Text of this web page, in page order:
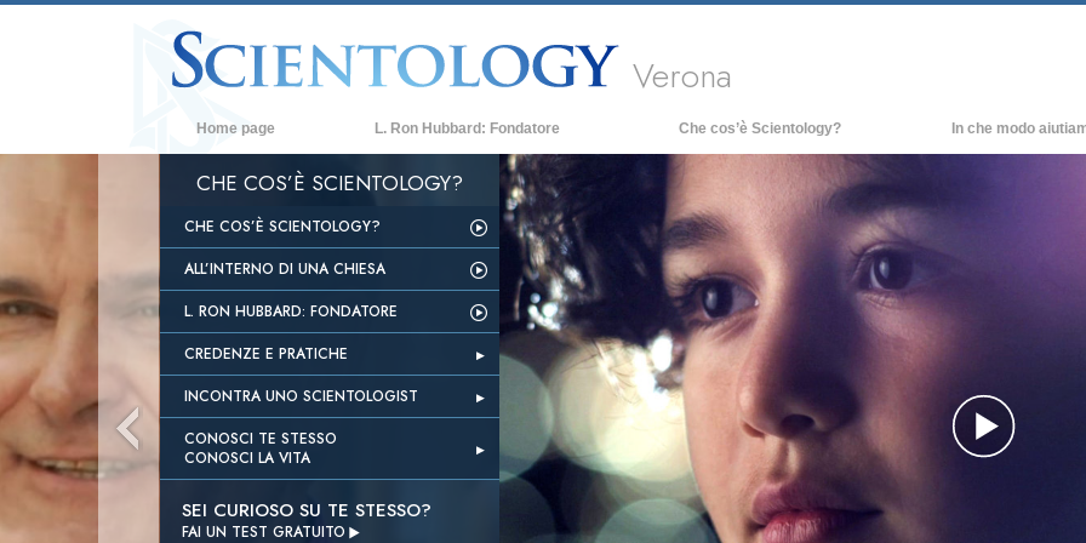
Verona
Home page L. Ron Hubbard: Fondatore Che cos’è Scientology?
Credo e codici di Scientology
Che cosa dicono gli Scientologist
riguardo a Scientology
Incontra uno Scientologist
All’interno di una Chiesa
I Principi Fondamentali di Scientology
Un’Introduzione a Dianetics
Amore e Odio:
Che Cos’è la Grandezza?
In che modo
Play
CHE COS’È SCIENTOLOGY?
CHE COS’È SCIENTOLOGY?
ALL’INTERNO DI UNA CHIESA
L. RON HUBBARD: FONDATORE
CREDENZE E PRATICHE
INCONTRA UNO SCIENTOLOGIST
CONOSCI TE STESSO
CONOSCI LA VITA
SEI CURIOSO SU TE STESSO?
FAI UN TEST GRATUITO